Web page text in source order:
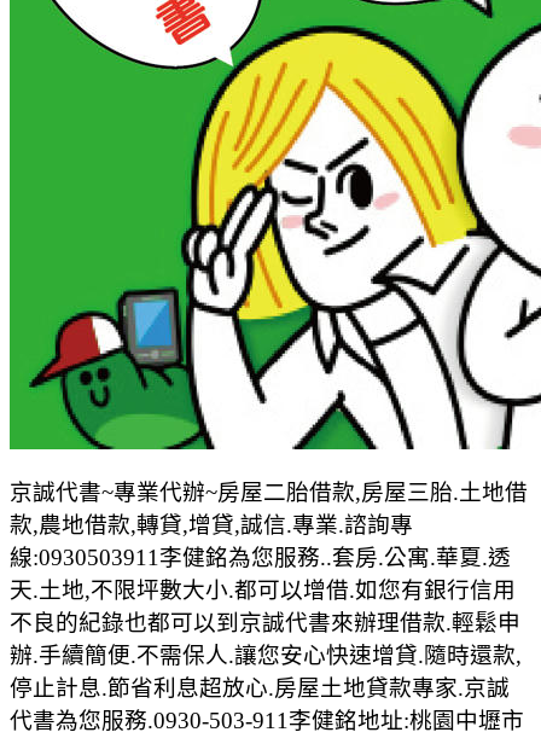
京誠代書~專業代辦~房屋二胎借款,房屋三胎.土地借
款,農地借款,轉貸,增貸,誠信.專業.諮詢專
線:0930503911李健銘為您服務..套房.公寓.華夏.透
天.土地,不限坪數大小.都可以增借.如您有銀行信用
不良的紀錄也都可以到京誠代書來辦理借款.輕鬆申
辦.手續簡便.不需保人.讓您安心快速增貸.隨時還款,
停止計息.節省利息超放心.房屋土地貸款專家.京誠
代書為您服務.0930-503-911李健銘地址:桃園中壢市